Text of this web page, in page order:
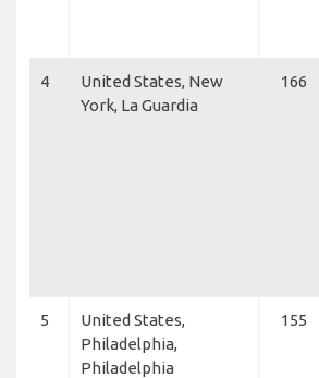
4
United States, New
York, La Guardia
166
5
United States,
Philadelphia,
Philadelphia
155